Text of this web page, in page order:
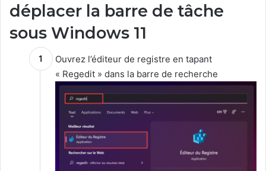
déplacer la barre de tâche
sous Windows 11
Ouvrez l’éditeur de registre en tapant
« Regedit » dans la barre de recherche